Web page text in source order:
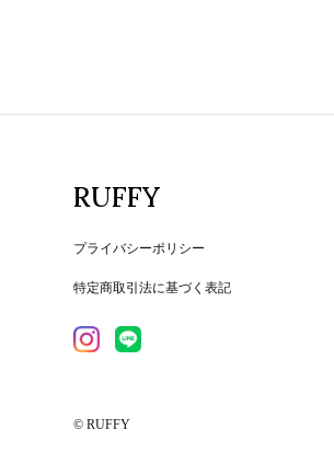
RUFFY
プライバシーポリシー
特定商取引法に基づく表記
© RUFFY